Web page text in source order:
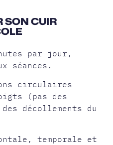
SON CUIR
par jour,
séances.
circulaires
(pas des
décollements du
temporale et